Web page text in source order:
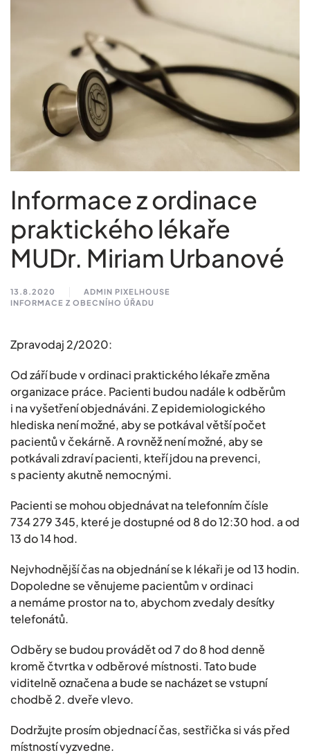
Informace z ordinace
praktického lékaře
MUDr. Miriam Urbanové
13.8.2020
ADMIN PIXELHOUSE
INFORMACE Z OBECNÍHO ÚŘADU
Zpravodaj 2/2020:
Od září bude v ordinaci praktického lékaře změna
organizace práce. Pacienti budou nadále k odběrům
i na vyšetření objednáváni. Z epidemiologického
hlediska není možné, aby se potkával větší počet
pacientů v čekárně. A rovněž není možné, aby se
potkávali zdraví pacienti, kteří jdou na prevenci,
s pacienty akutně nemocnými.
Pacienti se mohou objednávat na telefonním čísle
734 279 345, které je dostupné od 8 do 12:30 hod. a od
13 do 14 hod.
Nejvhodnější čas na objednání se k lékaři je od 13 hodin.
Dopoledne se věnujeme pacientům v ordinaci
a nemáme prostor na to, abychom zvedaly desítky
telefonátů.
Odběry se budou provádět od 7 do 8 hod denně
kromě čtvrtka v odběrové místnosti. Tato bude
viditelně označena a bude se nacházet se vstupní
chodbě 2. dveře vlevo.
Dodržujte prosím objednací čas, sestřička si vás před
místností vyzvedne.